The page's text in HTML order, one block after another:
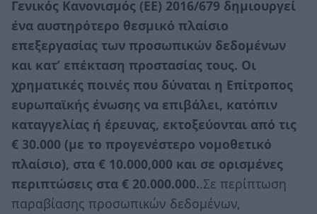
Γενικός Κανονισμός (ΕΕ) 2016/679 δημιουργεί
ένα αυστηρότερο θεσμικό πλαίσιο
επεξεργασίας των προσωπικών δεδομένων
και κατ’ επέκταση προστασίας τους. Οι
χρηματικές ποινές που δύναται η Επίτροπος
ευρωπαϊκής ένωσης να επιβάλει, κατόπιν
καταγγελίας ή έρευνας, εκτοξεύονται από τις
€ 30.000 (με το προγενέστερο νομοθετικό
πλαίσιο), στα € 10.000,000 και σε ορισμένες
περιπτώσεις στα € 20.000.000..Σε περίπτωση
παραβίασης προσωπικών δεδομένων,